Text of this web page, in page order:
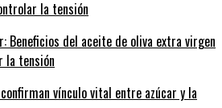
Beneficios del aceite de oliva extra virgen
la tensión